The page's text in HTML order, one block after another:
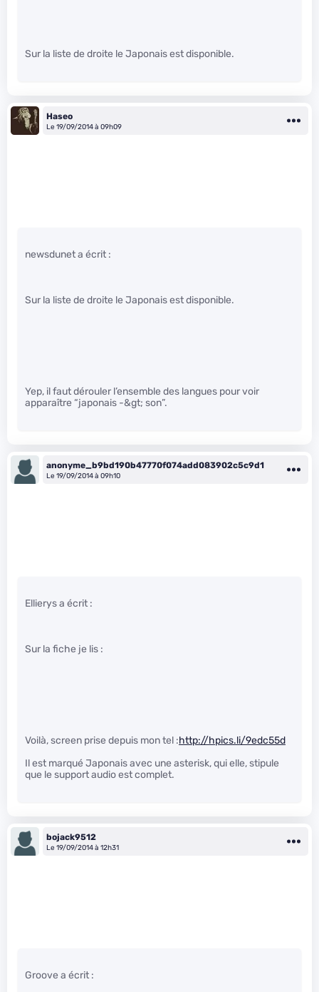
Sur la liste de droite le Japonais est disponible.
Haseo
Le 19/09/2014 à 09h09
newsdunet a écrit :
Sur la liste de droite le Japonais est disponible.
Yep, il faut dérouler l’ensemble des langues pour voir
apparaître “japonais -&gt; son”.
anonyme_b9bd190b47770f074add083902c5c9d1
Le 19/09/2014 à 09h10
Ellierys a écrit :
Sur la fiche je lis :
Voilà, screen prise depuis mon tel :http://hpics.li/9edc55d
Il est marqué Japonais avec une asterisk, qui elle, stipule
que le support audio est complet.
bojack9512
Le 19/09/2014 à 12h31
Groove a écrit :